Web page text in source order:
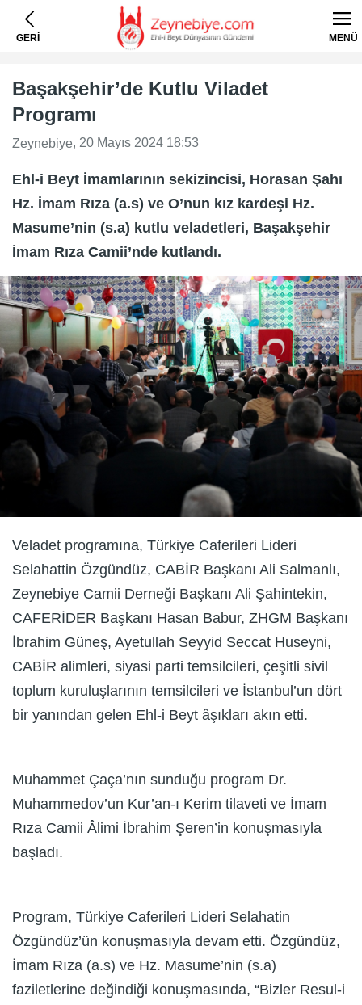
GERİ MENÜ
Başakşehir’de Kutlu Viladet
Programı
Zeynebiye, 20 Mayıs 2024 18:53
Ehl-i Beyt İmamlarının sekizincisi, Horasan Şahı
Hz. İmam Rıza (a.s) ve O’nun kız kardeşi Hz.
Masume’nin (s.a) kutlu veladetleri, Başakşehir
İmam Rıza Camii’nde kutlandı.
Veladet programına, Türkiye Caferileri Lideri
Selahattin Özgündüz, CABİR Başkanı Ali Salmanlı,
Zeynebiye Camii Derneği Başkanı Ali Şahintekin,
CAFERİDER Başkanı Hasan Babur, ZHGM Başkanı
İbrahim Güneş, Ayetullah Seyyid Seccat Huseyni,
CABİR alimleri, siyasi parti temsilcileri, çeşitli sivil
toplum kuruluşlarının temsilcileri ve İstanbul’un dört
bir yanından gelen Ehl-i Beyt âşıkları akın etti.
Muhammet Çaça’nın sunduğu program Dr.
Muhammedov’un Kur’an-ı Kerim tilaveti ve İmam
Rıza Camii Âlimi İbrahim Şeren’in konuşmasıyla
başladı.
Program, Türkiye Caferileri Lideri Selahatin
Özgündüz’ün konuşmasıyla devam etti. Özgündüz,
İmam Rıza (a.s) ve Hz. Masume’nin (s.a)
faziletlerine değindiği konuşmasında, “Bizler Resul-i